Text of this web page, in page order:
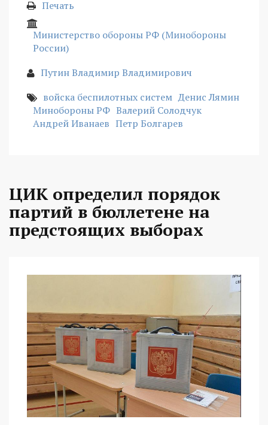
Печать
Министерство обороны РФ (Минобороны
России)
Путин Владимир Владимирович
войска беспилотных систем Денис Лямин
Минобороны РФ Валерий Солодчук
Андрей Иванаев Петр Болгарев
ЦИК определил порядок
партий в бюллетене на
предстоящих выборах